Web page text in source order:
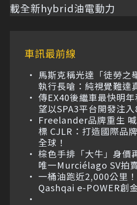
載全新hybrid油電動力
車訊最前線
馬斯克稱光達「徒勞之
執行長嗆：純視覺難達
傳EX40後繼車最快明
望以SPA3平台開發注
Freelander品牌重生
標 CJLR：打造國際品
全球！
棕色手排「大牛」身價
唯一Murciélago SV拍
一桶油跑近2,000公里
Qashqai e-POWER創